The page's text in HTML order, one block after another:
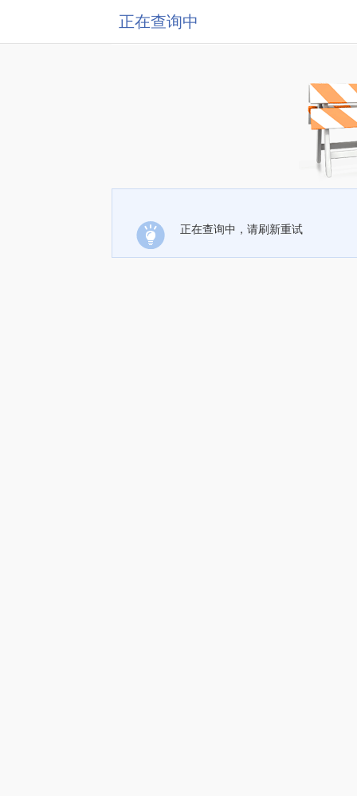
正在查询中
正在查询中，请刷新重试